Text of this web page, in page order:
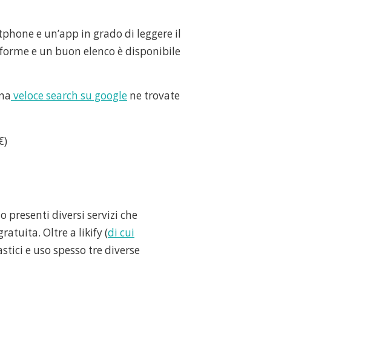
e un’app in grado di leggere il
e un buon elenco è disponibile
veloce search su google ne trovate
presenti diversi servizi che
Oltre a likify (di cui
e uso spesso tre diverse